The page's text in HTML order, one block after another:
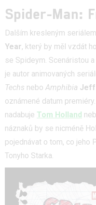
Spider-Man:
Dalším kresleným
Year, který by měl vzdát
se Spideym. Scenáristou
je autor animovaných
Techs nebo Amphibia Jeff
oznámené datum
nadabuje Tom Holland
náznaků by se nicméně
pojednávat o tom, co jeho
Tonyho Starka.